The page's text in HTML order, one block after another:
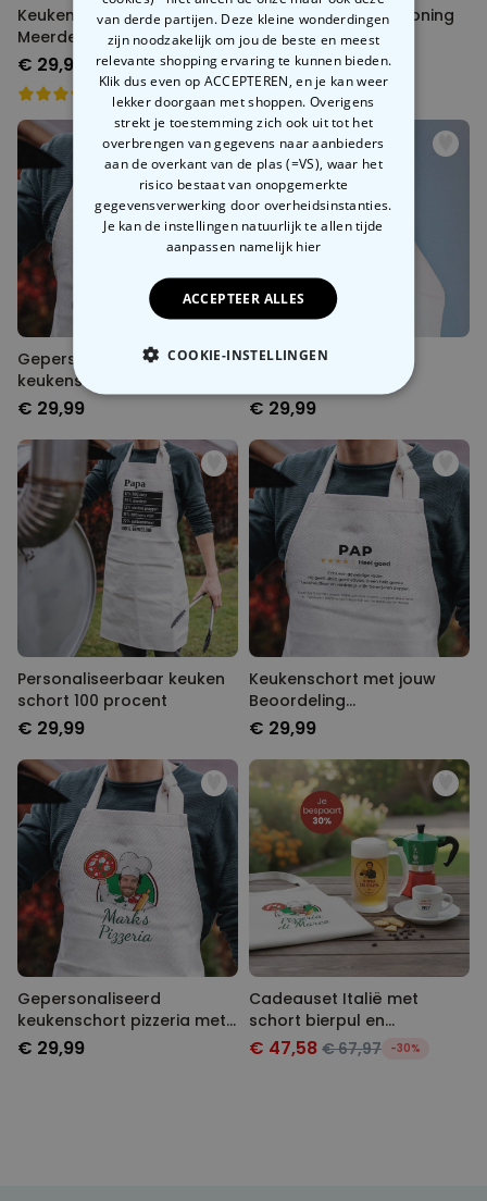
Keukenschort met
Meerdere Gezichten
€ 29,99
Keukenschort BBQ Koning
€ 29,99
Gepersonaliseerde
keukenschort halo met
gezicht en tekst
€ 29,99
Gepersonaliseerde
bloemenkrans en tekst
€ 29,99
Personaliseerbaar keuken
schort 100 procent
€ 29,99
Keukenschort met jouw
Beoordeling
Gepersonaliseerd
€ 29,99
Gepersonaliseerd
keukenschort pizzeria met
gezicht
€ 29,99
Cadeauset Italië met
schort bierpul en
espressokopje
€ 47,58 € 67,97 -30%
van derde partijen. Deze kleine wonderdingen
zijn noodzakelijk om jou de beste en meest
relevante shopping ervaring te kunnen bieden.
Klik dus even op ACCEPTEREN, en je kan weer
lekker doorgaan met shoppen. Overigens
strekt je toestemming zich ook uit tot het
overbrengen van gegevens naar aanbieders
aan de overkant van de plas (=VS), waar het
risico bestaat van onopgemerkte
gegevensverwerking door overheidsinstanties.
Je kan de instellingen natuurlijk te allen tijde
aanpassen namelijk hier
ACCEPTEER ALLES
COOKIE-INSTELLINGEN
NOODZAKELIJK
PERFORMANCE
MARKETING OVERIGE